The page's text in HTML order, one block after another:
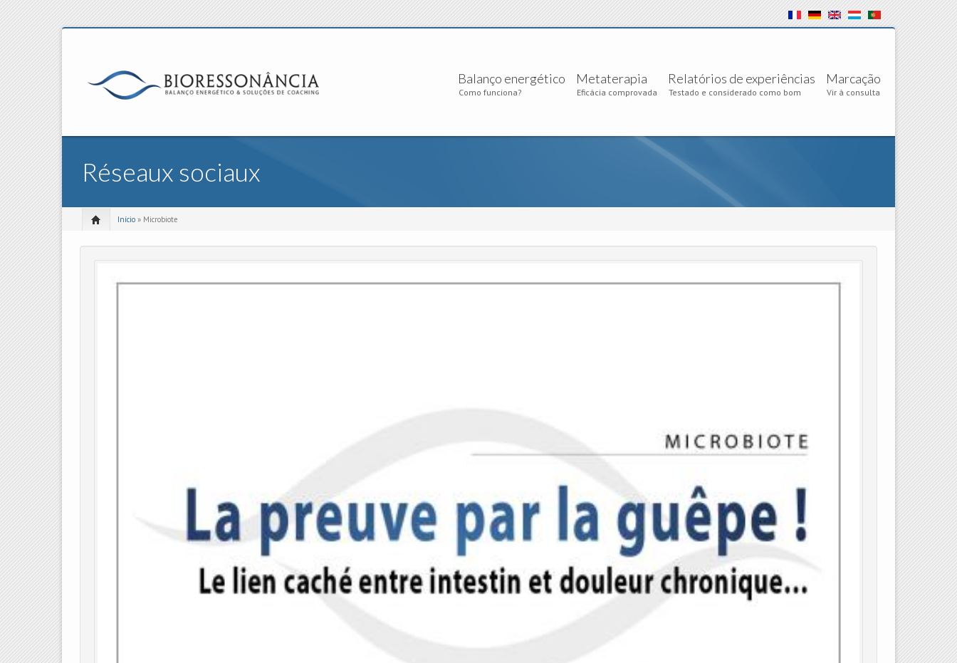
Balanço energético
Como funciona?
Metaterapia
Eficácia comprovada
Relatórios de experiências
Testado e considerado como bom
Marcação
Vir à consulta
Réseaux sociaux
Início » Microbiote